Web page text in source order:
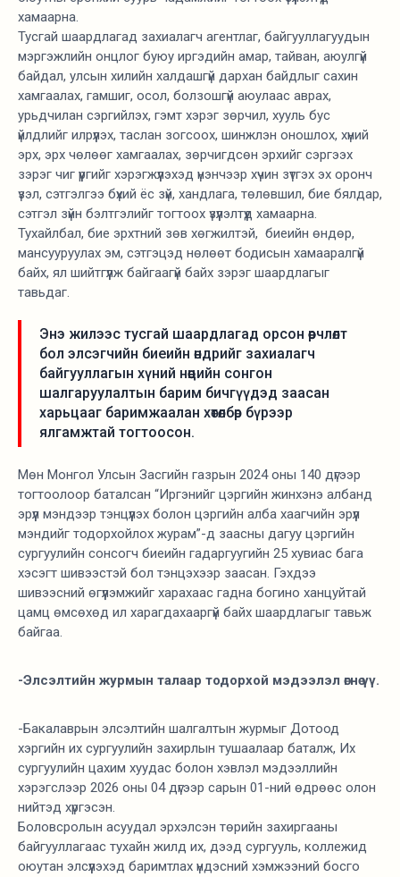
хамаарна.
Тусгай шаардлагад захиалагч агентлаг, байгууллагуудын
мэргэжлийн онцлог буюу иргэдийн амар, тайван, аюулгүй
байдал, улсын хилийн халдашгүй дархан байдлыг сахин
хамгаалах, гамшиг, осол, болзошгүй аюулаас аврах,
урьдчилан сэргийлэх, гэмт хэрэг зөрчил, хууль бус
үйлдлийг илрүүлэх, таслан зогсоох, шинжлэн оношлох, хүний
эрх, эрх чөлөөг хамгаалах, зөрчигдсөн эрхийг сэргээх
зэрэг чиг үүргийг хэрэгжүүлэхэд үнэнчээр хүчин зүтгэх эх оронч
үзэл, сэтгэлгээ бүхий ёс зүй, хандлага, төлөвшил, бие бялдар,
сэтгэл зүйн бэлтгэлийг тогтоох үзүүлэлтүүд хамаарна.
Тухайлбал, бие эрхтний зөв хөгжилтэй, биеийн өндөр,
мансууруулах эм, сэтгэцэд нөлөөт бодисын хамааралгүй
байх, ял шийтгүүлж байгаагүй байх зэрэг шаардлагыг
тавьдаг.
Энэ жилээс тусгай шаардлагад орсон өөрчлөлт
бол элсэгчийн биеийн өндрийг захиалагч
байгууллагын хүний нөөцийн сонгон
шалгаруулалтын барим бичгүүдэд заасан
харьцааг баримжаалан хөтөлбөр бүрээр
ялгамжтай тогтоосон.
Мөн Монгол Улсын Засгийн газрын 2024 оны 140 дүгээр
тогтоолоор баталсан “Иргэнийг цэргийн жинхэнэ албанд
эрүүл мэндээр тэнцүүлэх болон цэргийн алба хаагчийн эрүүл
мэндийг тодорхойлох журам”-д заасны дагуу цэргийн
сургуулийн сонсогч биеийн гадаргуугийн 25 хувиас бага
хэсэгт шивээстэй бол тэнцэхээр заасан. Гэхдээ
шивээсний өгүүлэмжийг харахаас гадна богино ханцуйтай
цамц өмсөхөд ил харагдахааргүй байх шаардлагыг тавьж
байгаа.
-Элсэлтийн журмын талаар тодорхой мэдээлэл өгнө үү.
-Бакалаврын элсэлтийн шалгалтын журмыг Дотоод
хэргийн их сургуулийн захирлын тушаалаар баталж, Их
сургуулийн цахим хуудас болон хэвлэл мэдээллийн
хэрэгслээр 2026 оны 04 дүгээр сарын 01-ний өдрөөс олон
нийтэд хүргэсэн.
Боловсролын асуудал эрхэлсэн төрийн захиргааны
байгууллагаас тухайн жилд их, дээд сургууль, коллежид
оюутан элсүүлэхэд баримтлах үндэсний хэмжээний босго